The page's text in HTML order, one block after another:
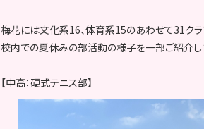
梅花には文化系16、体育系15のあわせて31クラ
校内での夏休みの部活動の様子を一部ご紹介し
【中高：硬式テニス部】